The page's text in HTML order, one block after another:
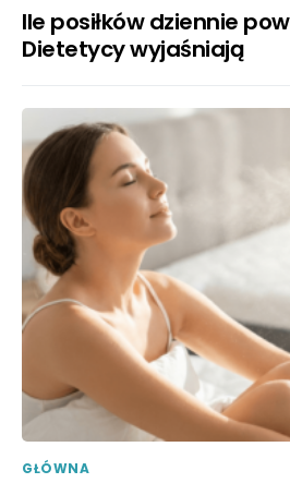
Ile posiłków dziennie
Dietetycy wyjaśniają
GŁÓWNA